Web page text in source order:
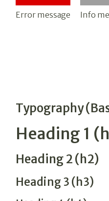
Error message Info
Typography
Heading 1
Heading 2 (h2)
Heading 3 (h3)